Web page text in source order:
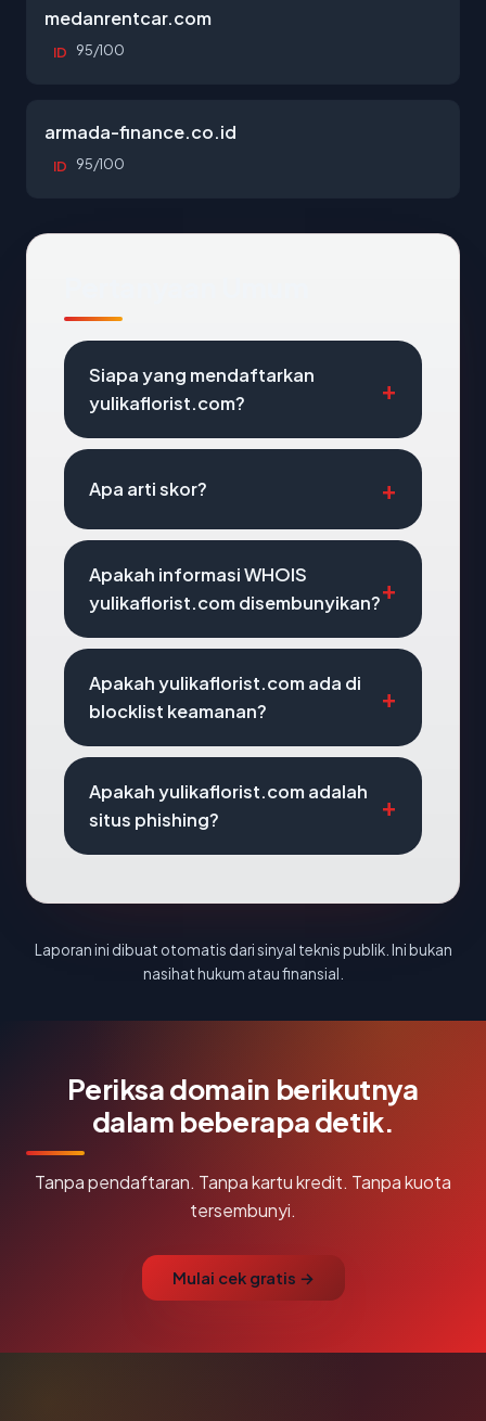
medanrentcar.com
ID 95/100
armada-finance.co.id
ID 95/100
Siapa yang mendaftarkan
yulikaflorist.com?
Apa arti skor?
Apakah informasi WHOIS
yulikaflorist.com disembunyikan?
Apakah yulikaflorist.com ada di
blocklist keamanan?
Apakah yulikaflorist.com adalah
situs phishing?
Laporan ini dibuat otomatis dari sinyal teknis publik. Ini bukan
nasihat hukum atau finansial.
Periksa domain berikutnya
dalam beberapa detik.
Tanpa pendaftaran. Tanpa kartu kredit. Tanpa kuota
tersembunyi.
Mulai cek gratis →